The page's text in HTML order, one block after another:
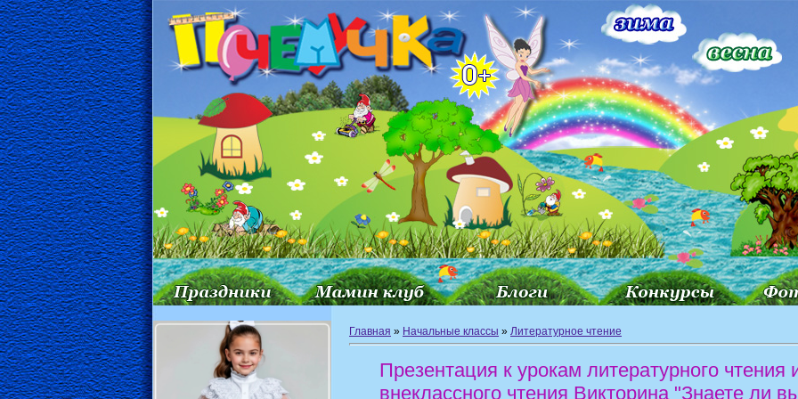
Главная » Начальные классы » Литературное чтение
Презентация к урокам литературного чтения
внеклассного чтения Викторина "Знаете ли